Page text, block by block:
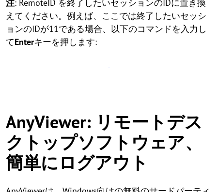
注: RemoteID を終了したいセッションのIDに置き換
えてください。例えば、ここでは終了したいセッシ
ョンのIDが11である場合、以下のコマンドを入力し
てEnterキーを押します:
AnyViewer: リモートデス
クトップソフトウェア、
簡単にログアウト